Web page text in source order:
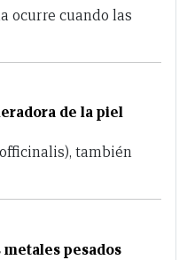
ocurre cuando las
de la piel
también
pesados